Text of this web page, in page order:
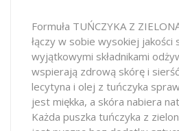
Formuła TUŃCZYKA Z
łączy w sobie wysokiej jakości
wyjątkowymi składnikami
wspierają zdrową skórę i
lecytyna i olej z tuńczyka
jest miękka, a skóra nabiera
Każda puszka tuńczyka z